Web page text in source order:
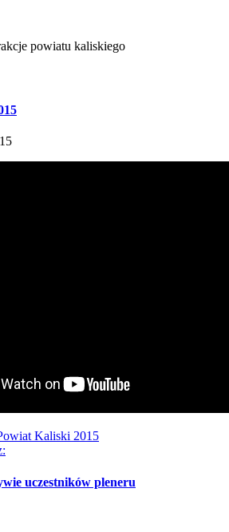
Kaliski 2015
uczestników pleneru